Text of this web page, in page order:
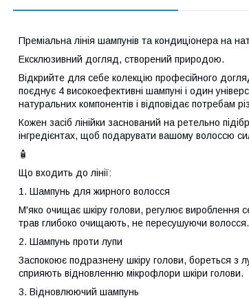
Преміальна лінія шампунів та кондиціонера на
Ексклюзивний догляд, створений природою.
Відкрийте для себе колекцію професійного
поєднує 4 високоефективні шампуні і один
натуральних компонентів і відповідає потребам
Кожен засіб лінійки заснований на ретельно
інгредієнтах, щоб подарувати вашому волоссю
🧴
Що входить до лінії:
1. Шампунь для жирного волосся
М'яко очищає шкіру голови, регулює вироблення
трав глибоко очищають, не пересушуючи волосся.
2. Шампунь проти лупи
Заспокоює подразнену шкіру голови, бореться з
сприяють відновленню мікрофлори шкіри голови.
3. Відновлюючий шампунь